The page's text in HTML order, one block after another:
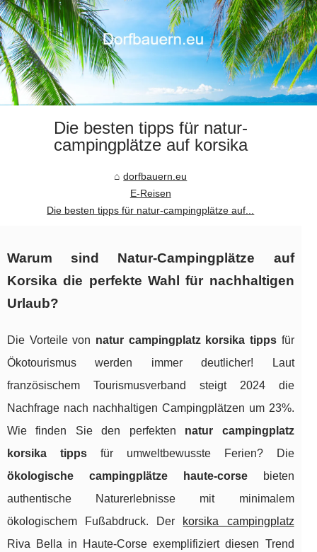
Die besten tipps für natur-
campingplätze auf korsika
dorfbauern.eu
E-Reisen
Die besten tipps für natur-campingplätze auf...
Warum sind Natur-Campingplätze auf
Korsika die perfekte Wahl für nachhaltigen
Urlaub?
Die Vorteile von natur campingplatz korsika tippsfür
Ökotourismus werden immer deutlicher! Laut
französischem Tourismusverband steigt 2024 die
Nachfrage nach nachhaltigen Campingplätzen um 23%.
Wie finden Sie den perfekten natur campingplatz
korsika tippsfür umweltbewusste Ferien? Die
ökologische campingplätze haute-corsebieten
authentische Naturerlebnisse mit minimalem
ökologischem Fußabdruck. Der korsika campingplatz
Riva Bella in Haute-Corse exemplifiziert diesen Trend